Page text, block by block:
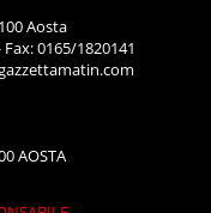
Aosta
0165/1820141
AOSTA